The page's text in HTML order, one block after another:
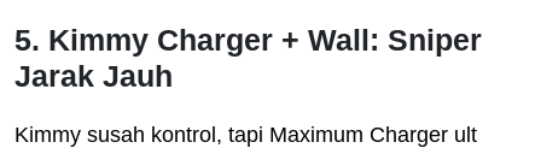
5. Kimmy Charger + Wall: Sniper
Jarak Jauh
Kimmy susah kontrol, tapi Maximum Charger ult